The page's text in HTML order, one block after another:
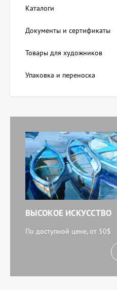
Каталоги
Документы и сертификаты
Товары для художников
Упаковка и переноска
ВЫСОКОЕ ИСКУССТВО
По доступной цене, от 50$